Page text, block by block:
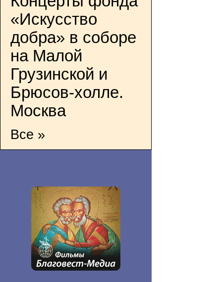
«Искусство
добра» в соборе
на Малой
Грузинской и
Брюсов-холле.
Москва
Все »